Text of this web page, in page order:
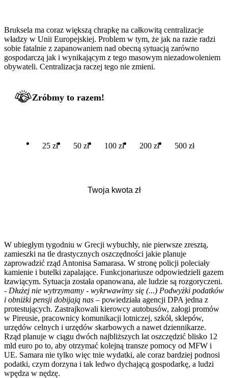
Bruksela ma coraz większą chrapkę na całkowitą centralizacje
władzy w Unii Europejskiej. Problem w tym, że jak na razie radzi
sobie fatalnie z zapanowaniem nad obecną sytuacją zarówno
gospodarczą jak i wynikającym z tego masowym niezadowoleniem
obywateli. Centralizacja raczej tego nie zmieni.
Zróbmy to razem!
25 zł 50 zł 100 zł 200 zł 500 zł
W ubiegłym tygodniu w Grecji wybuchły, nie pierwsze zresztą,
zamieszki na tle drastycznych oszczędności jakie planuje
zaprowadzić rząd Antonisa Samarasa. W stronę policji poleciały
kamienie i butelki zapalające. Funkcjonariusze odpowiedzieli gazem
łzawiącym. Sytuacja została opanowana, ale ludzie są rozgoryczeni.
- Dłużej nie wytrzymamy - wykrwawimy się (...) Podwyżki podatków
i obniżki pensji dobijają nas – powiedziała agencji DPA jedna z
protestujących. Zastrajkowali kierowcy autobusów, załogi promów
w Pireusie, pracownicy komunikacji lotniczej, szkół, sklepów,
urzędów celnych i urzędów skarbowych a nawet dziennikarze.
Rząd planuje w ciągu dwóch najbliższych lat oszczędzić blisko 12
mld euro po to, aby otrzymać kolejną transze pomocy od MFW i
UE. Samara nie tylko więc tnie wydatki, ale coraz bardziej podnosi
podatki, czym dorzyna i tak ledwo dychającą gospodarkę, a ludzi
wpędza w nędzę.